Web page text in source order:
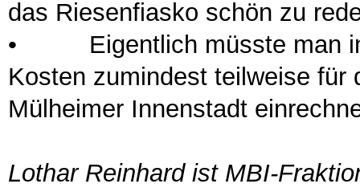
das Riesenfiasko schön zu
• Eigentlich müsste man in
Kosten zumindest teilweise für
Mülheimer Innenstadt
Lothar Reinhard ist MBI-